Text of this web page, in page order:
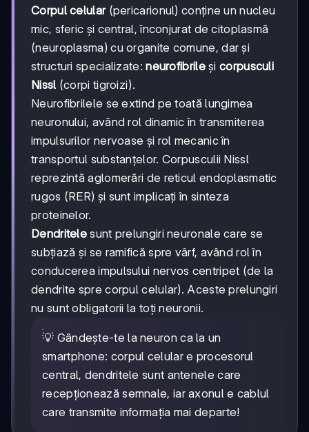
Corpul celular(pericarionul) conține un nucleu
mic, sferic și central, înconjurat de citoplasmă
(neuroplasma) cu organite comune, dar și
structuri specializate:neurofibrileșicorpusculi
Nissl (corpi tigroizi).
Neurofibrilele se extind pe toată lungimea
neuronului, având rol dinamic în transmiterea
impulsurilor nervoase și rol mecanic în
transportul substanțelor. Corpusculii Nissl
reprezintă aglomerări de reticul endoplasmatic
rugos (RER) și sunt implicați în sinteza
proteinelor.
Dendritele sunt prelungiri neuronale care se
subțiază și se ramifică spre vârf, având rol în
conducerea impulsului nervos centripet (de la
dendrite spre corpul celular). Aceste prelungiri
nu sunt obligatorii la toți neuronii.
💡 Gândește-te la neuron ca la un
smartphone: corpul celular e procesorul
central, dendritele sunt antenele care
recepționează semnale, iar axonul e cablul
care transmite informația mai departe!